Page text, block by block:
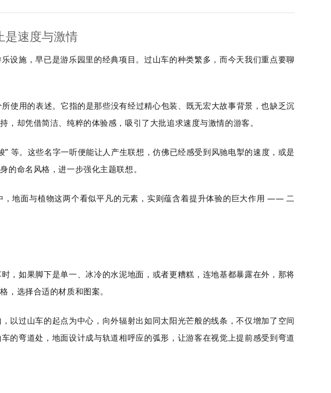
是速度与激情
设施，早已是游乐园里的经典项目。过山车的种类繁多，而今天我们重点要聊
使用的表述。它指的是那些没有经过精心包装、既无宏大故事背景，也缺乏沉
却凭借简洁、纯粹的体验感，吸引了大批追求速度与激情的游客。
等。这些名字一听便能让人产生联想，仿佛已经感受到风驰电掣的速度，或是
命名风格，进一步强化主题联想。
地面与植物这两个看似平凡的元素，实则蕴含着提升体验的巨大作用 —— 二
，如果脚下是单一、冰冷的水泥地面，或者更糟糕，连地基都暴露在外，那将
，选择合适的材质和图案。
以过山车的起点为中心，向外辐射出如同太阳光芒般的线条，不仅增加了空间
的弯道处，地面设计成与轨道相呼应的弧形，让游客在视觉上提前感受到弯道